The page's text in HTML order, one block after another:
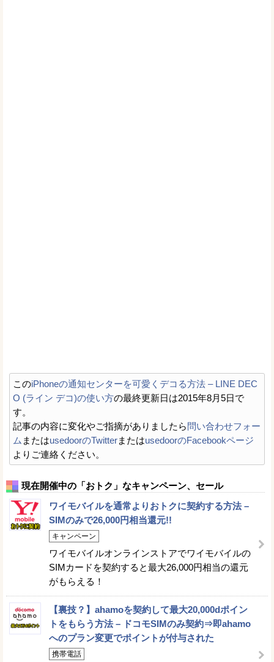
このiPhoneの通知センターを可愛くデコる方法 – LINE DEC
O (ライン デコ)の使い方の最終更新日は2015年8月5日で
す。
記事の内容に変化やご指摘がありましたら問い合わせフォー
ム またはusedoorのTwitterまたはusedoorのFacebookページ
よりご連絡ください。
現在開催中の「おトク」なキャンペーン、セール
ワイモバイルを通常よりおトクに契約する方法 –
SIMのみで26,000円相当還元!!
キャンペーン
ワイモバイルオンラインストアでワイモバイルの
SIMカードを契約すると最大26,000円相当の還元
がもらえる！
【裏技？】ahamoを契約して最大20,000dポイン
トをもらう方法 – ドコモSIMのみ契約⇒即ahamo
へのプラン変更でポイントが付与された
携帯電話